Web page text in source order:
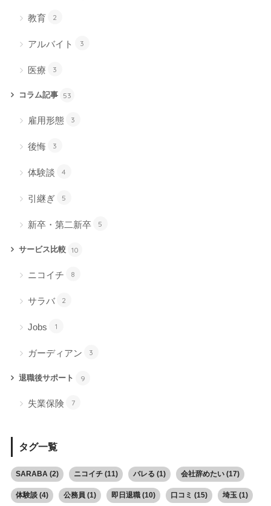
教育 2
アルバイト 3
医療 3
コラム記事 53
雇用形態 3
後悔 3
体験談 4
引継ぎ 5
新卒・第二新卒 5
サービス比較 10
ニコイチ 8
サラバ 2
Jobs 1
ガーディアン 3
退職後サポート 9
失業保険 7
タグ一覧
SARABA(2) ニコイチ(11) バレる (1) 会社辞めたい(17)
体験談(4) 公務員 (1) 即日退職(10) 口コミ (15) 埼玉(1)